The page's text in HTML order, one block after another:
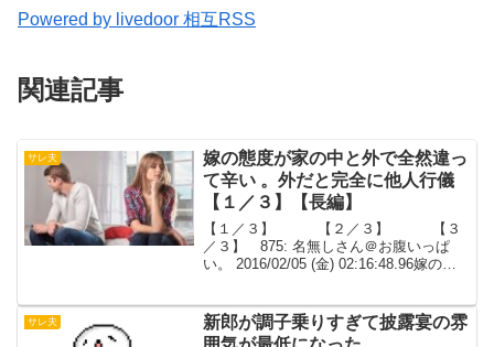
Powered by livedoor 相互RSS
関連記事
サレ夫
嫁の態度が家の中と外で全然違っ
て辛い 。外だと完全に他人行儀
【１／３】【長編】
【１／３】 【２／３】 【３
／３】 875: 名無しさん＠お腹いっぱ
い。 2016/02/05 (金) 02:16:48.96嫁の態
話してもシカトされるし目...
サレ夫
新郎が調子乗りすぎて披露宴の雰